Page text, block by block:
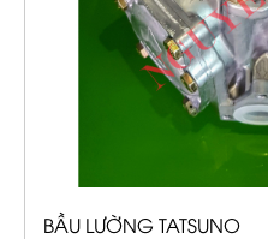
BẦU LƯỜNG TATSUNO